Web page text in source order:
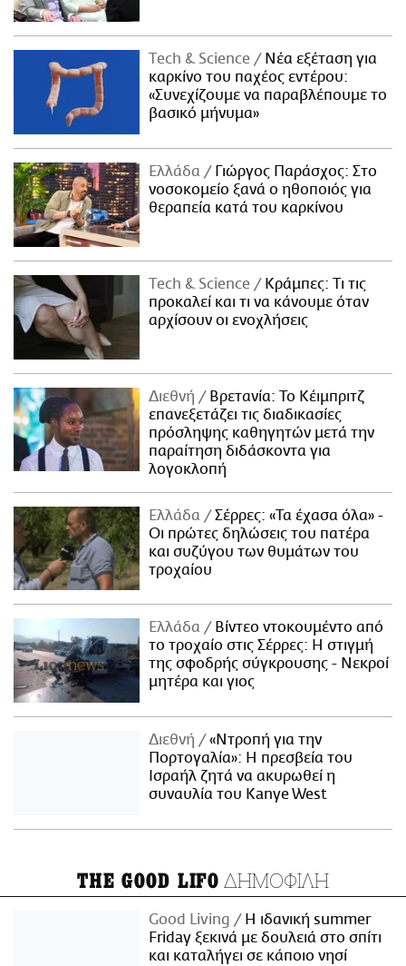
Τech & Science
Νέα εξέταση για
καρκίνο του παχέος εντέρου:
«Συνεχίζουμε να παραβλέπουμε το
βασικό μήνυμα»
Ελλάδα
Γιώργος Παράσχος: Στο
νοσοκομείο ξανά ο ηθοποιός για
θεραπεία κατά του καρκίνου
Τech & Science
Κράμπες: Τι τις
προκαλεί και τι να κάνουμε όταν
αρχίσουν οι ενοχλήσεις
Διεθνή
Βρετανία: Το Κέιμπριτζ
επανεξετάζει τις διαδικασίες
πρόσληψης καθηγητών μετά την
παραίτηση διδάσκοντα για
λογοκλοπή
Ελλάδα
Σέρρες: «Τα έχασα όλα» -
Οι πρώτες δηλώσεις του πατέρα
και συζύγου των θυμάτων του
τροχαίου
Ελλάδα
Βίντεο ντοκουμέντο από
το τροχαίο στις Σέρρες: Η στιγμή
της σφοδρής σύγκρουσης - Νεκροί
μητέρα και γιος
Διεθνή
«Ντροπή για την
Πορτογαλία»: Η πρεσβεία του
Ισραήλ ζητά να ακυρωθεί η
συναυλία του Kanye West
THE GOOD LIFO ΔΗΜΟΦΙΛΗ
Good Living
Η ιδανική summer
Friday ξεκινά με δουλειά στο σπίτι
και καταλήγει σε κάποιο νησί